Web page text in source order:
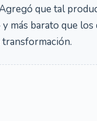
que tal
más barato que